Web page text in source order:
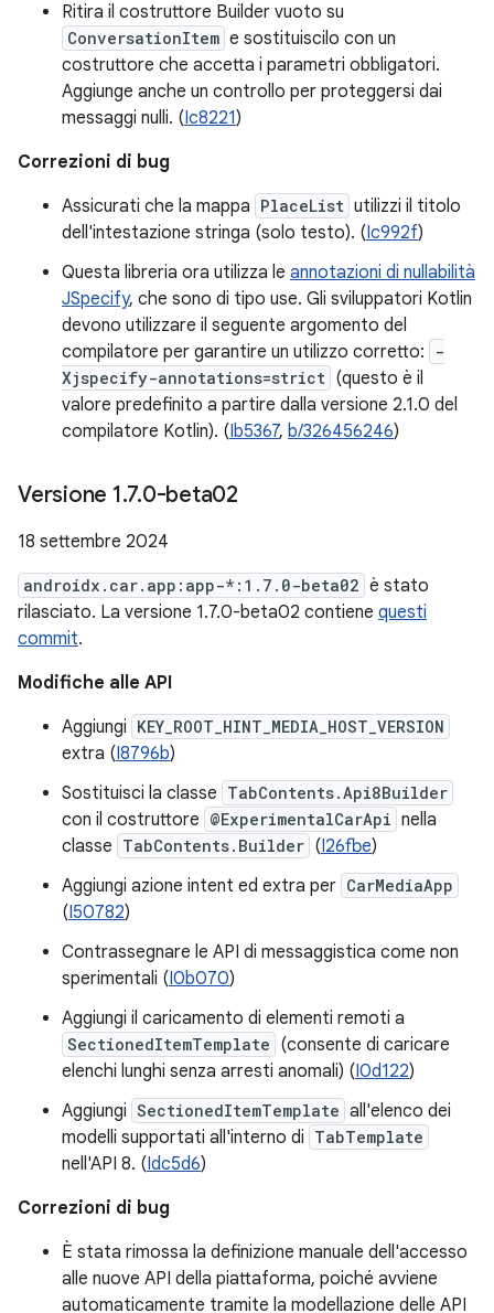
Ritira il costruttore Builder vuoto su
ConversationItem e sostituiscilo con un
costruttore che accetta i parametri obbligatori.
Aggiunge anche un controllo per proteggersi dai
messaggi nulli. (Ic8221)
Correzioni di bug
Assicurati che la mappa PlaceList utilizzi il titolo
dell'intestazione stringa (solo testo). (Ic992f)
Questa libreria ora utilizza le annotazioni di nullabilità
JSpecify, che sono di tipo use. Gli sviluppatori Kotlin
devono utilizzare il seguente argomento del
compilatore per garantire un utilizzo corretto:
-
Xjspecify-annotations=strict (questo è il
valore predefinito a partire dalla versione 2.1.0 del
compilatore Kotlin). (Ib5367, b/326456246)
Versione 1.7.0-beta02
18 settembre 2024
androidx.car.app:app-*:1.7.0-beta02 è stato
rilasciato. La versione 1.7.0-beta02 contiene questi
commit.
Modifiche alle API
Aggiungi KEY_ROOT_HINT_MEDIA_HOST_VERSION
extra (I8796b)
Sostituisci la classe TabContents.Api8Builder
con il costruttore @ExperimentalCarApi nella
classe TabContents.Builder (I26fbe)
Aggiungi azione intent ed extra per CarMediaApp
(I50782)
Contrassegnare le API di messaggistica come non
sperimentali (I0b070)
Aggiungi il caricamento di elementi remoti a
SectionedItemTemplate (consente di caricare
elenchi lunghi senza arresti anomali) (I0d122)
Aggiungi SectionedItemTemplate all'elenco dei
modelli supportati all'interno di TabTemplate
nell'API 8. (Idc5d6)
Correzioni di bug
È stata rimossa la definizione manuale dell'accesso
alle nuove API della piattaforma, poiché avviene
automaticamente tramite la modellazione delle API